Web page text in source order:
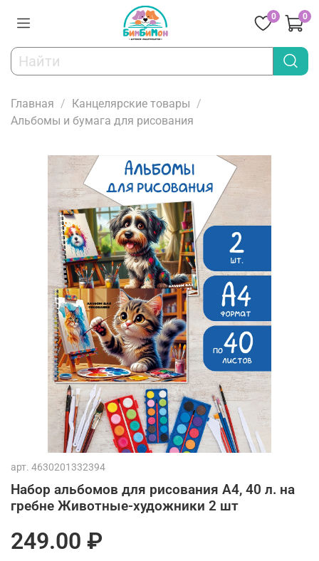
0 0
Главная
Канцелярские товары
Альбомы и бумага для рисования
арт. 4630201332394
Набор альбомов для рисования А4, 40 л. на
гребне Животные-художники 2 шт
249.00 ₽